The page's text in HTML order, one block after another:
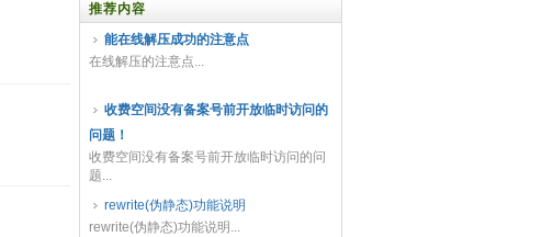
推荐内容
能在线解压成功的注意点
在线解压的注意点...
收费空间没有备案号前开放临时访问的
问题！
收费空间没有备案号前开放临时访问的问
题...
rewrite(伪静态)功能说明
rewrite(伪静态)功能说明...